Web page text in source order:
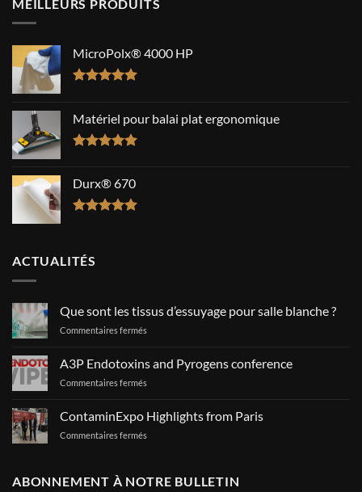
MEILLEURS PRODUITS
MicroPolx® 4000 HP
Matériel pour balai plat ergonomique
Durx® 670
ACTUALITÉS
Que sont les tissus d’essuyage pour salle blanche ?
Commentaires fermés
les
tissus
pour
salle
blanche
A3P Endotoxins and Pyrogens conference
Commentaires fermés
and
Pyrogens
ContaminExpo Highlights from Paris
Commentaires fermés
from
Paris
ABONNEMENT À NOTRE BULLETIN